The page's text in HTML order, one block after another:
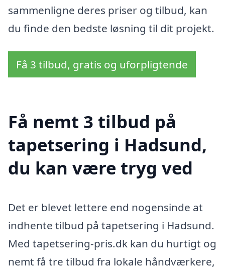
sammenligne deres priser og tilbud, kan
du finde den bedste løsning til dit projekt.
Få 3 tilbud, gratis og uforpligtende
Få nemt 3 tilbud på
tapetsering i Hadsund,
du kan være tryg ved
Det er blevet lettere end nogensinde at
indhente tilbud på tapetsering i Hadsund.
Med tapetsering-pris.dk kan du hurtigt og
nemt få tre tilbud fra lokale håndværkere,